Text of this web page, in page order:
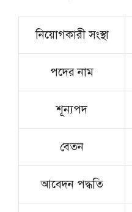
নিয়োগকারী সংস্থা
পদের নাম
শূন্যপদ
বেতন
আবেদন পদ্ধতি